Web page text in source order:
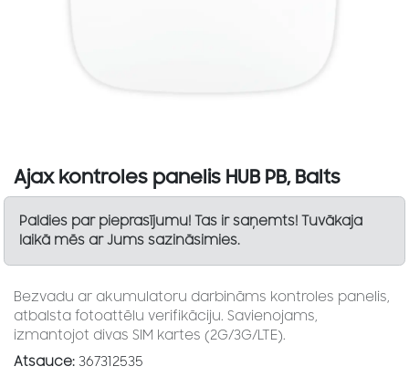
Ajax kontroles panelis HUB PB, Balts
Paldies par pieprasījumu! Tas ir saņemts! Tuvākaja
laikā mēs ar Jums sazināsimies.
Bezvadu ar akumulatoru darbināms kontroles panelis,
atbalsta fotoattēlu verifikāciju. Savienojams,
izmantojot divas SIM kartes (2G/3G/LTE).
Atsauce: 367312535